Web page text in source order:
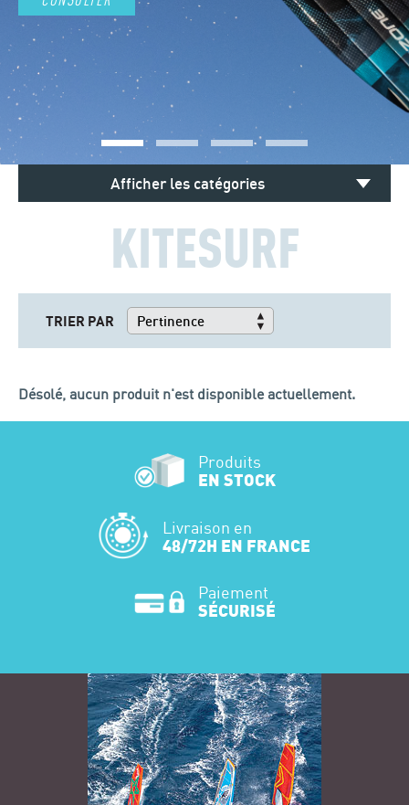
Afficher les catégories
KITESURF
TRIER PAR
Désolé, aucun produit n'est disponible actuellement.
Produits
EN STOCK
Livraison en
48/72H EN FRANCE
Paiement
SÉCURISÉ